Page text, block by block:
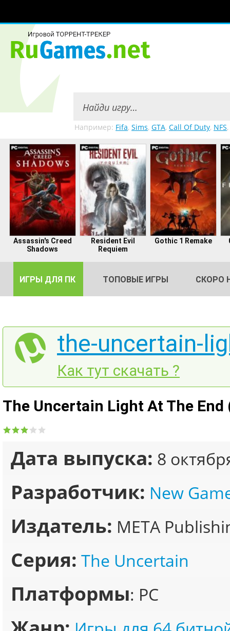
Например: Fifa, Sims, GTA, Call Of Duty, NFS,
Assassin's Creed
Shadows
Resident Evil
Requiem
Gothic 1 Remake
ИГРЫ ДЛЯ ПК ТОПОВЫЕ ИГРЫ СКОРО
the-uncertain-
Как тут скачать ?
The Uncertain Light At The End
Дата выпуска: 8
Разработчик: New
Издатель: META
Серия: The Uncertain
Платформы: PC